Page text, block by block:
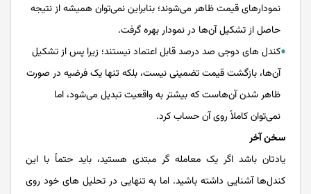
نمودارهای قیمت ظاهر می‌شوند؛‌ بنابراین نمی‌توان همیشه از نتیجه
حاصل از تشکیل آن‌ها در نمودار بهره‌ گرفت.
کندل های دوجی صد درصد قابل ‌اعتماد نیستند؛ زیرا پس از تشکیل
آن‌ها، بازگشت قیمت تضمینی نیست، بلکه تنها یک فرضیه در صورت
ظاهر شدن آن‌هاست که بیشتر به واقعیت تبدیل می‌شود، اما
نمی‌توان کاملاً روی آن حساب کرد.
سخن آخر
یادتان باشد اگر یک معامله گر مبتدی هستید، باید حتماً با این
کندل‌ها آشنایی داشته باشید. اما به ‌تنهایی در تحلیل‌ های خود روی